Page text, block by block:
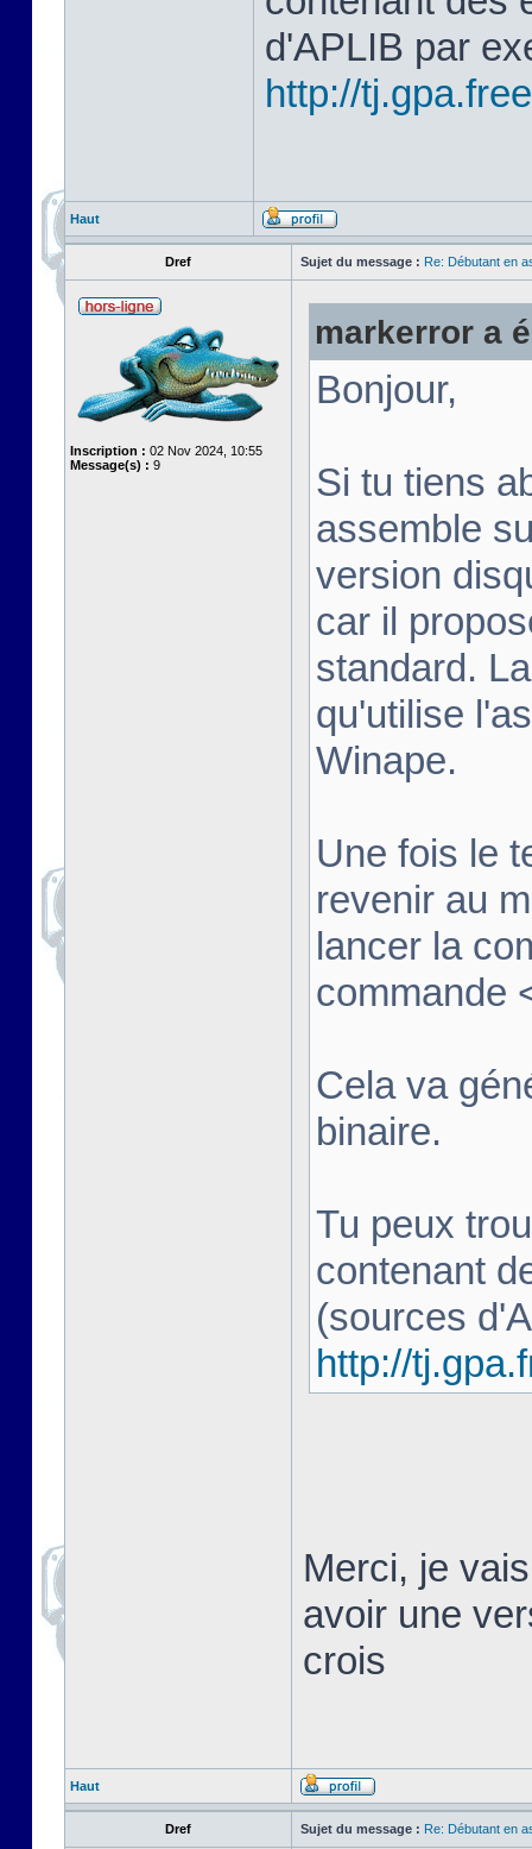
d'APLIB par
http://
Haut
Dref Sujet du message : Re: Débutant en
Inscription : 02 Nov 2024, 10:55
Message(s) : 9
markerror a
Bonjour,
Si tu tiens
assemble
version
car il
standard.
qu'utilise
Winape.
Une fois le
revenir au
lancer la
commande
Cela va
binaire.
Tu peux
contenant
(sources
http://
Merci, je
avoir une
crois
Haut
Dref Sujet du message : Re: Débutant en